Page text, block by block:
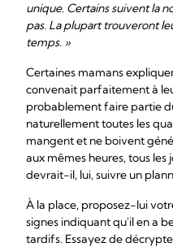
unique. Certains suivent la
pas. La plupart trouveront
temps. »
Certaines mamans
convenait parfaitement à
probablement faire partie
naturellement toutes les
mangent et ne boivent
aux mêmes heures, tous
devrait-il, lui, suivre un
À la place, proposez-lui
signes indiquant qu'il en a
tardifs. Essayez de